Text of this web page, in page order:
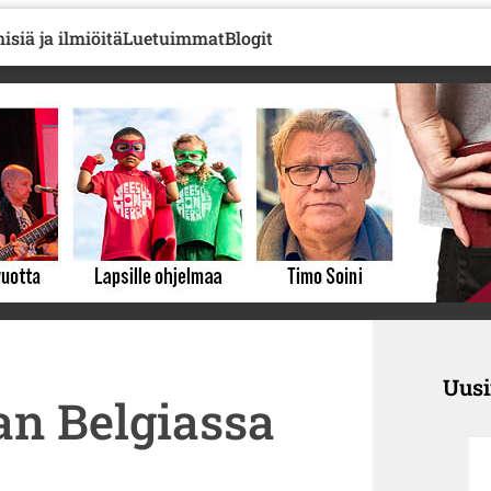
ja ilmiöitäLuetuimmatBlogit
Belgiassa